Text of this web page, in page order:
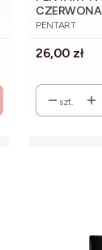
CZERWONA
PRODUCENT
PENTART
Cena
26,00 zł
szt.